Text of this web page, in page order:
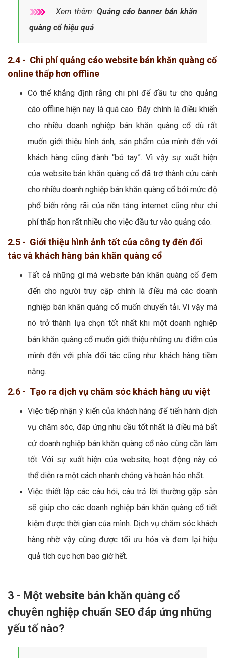
Xem thêm: Quảng cáo banner bán khăn
quàng cổ hiệu quả
2.4 - Chi phí quảng cáo website bán khăn quàng cổ
online thấp hơn offline
Có thể khẳng định rằng chi phí để đầu tư cho quảng
cáo offline hiện nay là quá cao. Đây chính là điều khiến
cho nhiều doanh nghiệp bán khăn quàng cổ dù rất
muốn giới thiệu hình ảnh, sản phẩm của mình đến với
khách hàng cũng đành “bó tay”. Vì vậy sự xuất hiện
của website bán khăn quàng cổ đã trở thành cứu cánh
cho nhiều doanh nghiệp bán khăn quàng cổ bởi mức độ
phổ biến rộng rãi của nền tảng internet cũng như chi
phí thấp hơn rất nhiều cho việc đầu tư vào quảng cáo.
2.5 - Giới thiệu hình ảnh tốt của công ty đến đối
tác và khách hàng bán khăn quàng cổ
Tất cả những gì mà website bán khăn quàng cổ đem
đến cho người truy cập chính là điều mà các doanh
nghiệp bán khăn quàng cổ muốn chuyển tải. Vì vậy mà
nó trở thành lựa chọn tốt nhất khi một doanh nghiệp
bán khăn quàng cổ muốn giới thiệu những ưu điểm của
mình đến với phía đối tác cũng như khách hàng tiềm
năng.
2.6 - Tạo ra dịch vụ chăm sóc khách hàng ưu việt
Việc tiếp nhận ý kiến của khách hàng để tiến hành dịch
vụ chăm sóc, đáp ứng nhu cầu tốt nhất là điều mà bất
cứ doanh nghiệp bán khăn quàng cổ nào cũng cần làm
tốt. Với sự xuất hiện của website, hoạt động này có
thể diễn ra một cách nhanh chóng và hoàn hảo nhất.
Việc thiết lập các câu hỏi, câu trả lời thường gặp sẵn
sẽ giúp cho các doanh nghiệp bán khăn quàng cổ tiết
kiệm được thời gian của mình. Dịch vụ chăm sóc khách
hàng nhờ vậy cũng được tối ưu hóa và đem lại hiệu
quả tích cực hơn bao giờ hết.
3 - Một website bán khăn quàng cổ
chuyên nghiệp chuẩn SEO đáp ứng những
yếu tố nào?